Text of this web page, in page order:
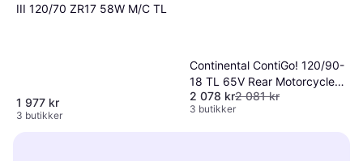
III 120/70 ZR17 58W M/C TL
1 977 kr
3 butikker
Continental ContiGo! 120/90-
18 TL 65V Rear Motorcycle
Tire
2 078 kr2 081 kr
3 butikker